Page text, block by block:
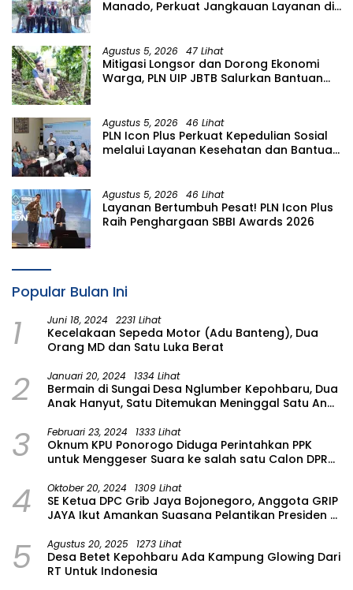
Manado, Perkuat Jangkauan Layanan di
Agustus 5, 2026 47 Lihat
Mitigasi Longsor dan Dorong Ekonomi
Warga, PLN UIP JBTB Salurkan Bantuan
Agustus 5, 2026 46 Lihat
PLN Icon Plus Perkuat Kepedulian Sosial
melalui Layanan Kesehatan dan Bantuan
Agustus 5, 2026 46 Lihat
Layanan Bertumbuh Pesat! PLN Icon Plus
Raih Penghargaan SBBI Awards 2026
Popular Bulan Ini
1 Juni 18, 2024 2231 Lihat
Kecelakaan Sepeda Motor (Adu Banteng), Dua
Orang MD dan Satu Luka Berat
2 Januari 20, 2024 1334 Lihat
Bermain di Sungai Desa Nglumber Kepohbaru, Dua
Anak Hanyut, Satu Ditemukan Meninggal Satu Anak
3 Februari 23, 2024 1333 Lihat
Oknum KPU Ponorogo Diduga Perintahkan PPK
untuk Menggeser Suara ke salah satu Calon DPRD
4 Oktober 20, 2024 1309 Lihat
SE Ketua DPC Grib Jaya Bojonegoro, Anggota GRIP
JAYA Ikut Amankan Suasana Pelantikan Presiden di
5 Agustus 20, 2025 1273 Lihat
Desa Betet Kepohbaru Ada Kampung Glowing Dari
RT Untuk Indonesia